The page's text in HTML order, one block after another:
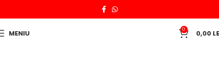
MENIU 0 0,00